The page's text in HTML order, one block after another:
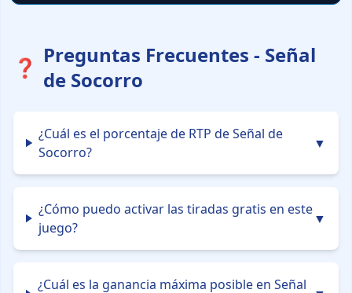
❓ Preguntas Frecuentes - Señal
de Socorro
¿Cuál es el porcentaje de RTP de Señal de
Socorro?
▼
¿Cómo puedo activar las tiradas gratis en este
juego?
▼
¿Cuál es la ganancia máxima posible en Señal